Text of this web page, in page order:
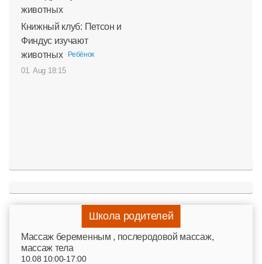
Книжный клуб: Петсон и
Финдус изучают
животных
Ребёнок
01. Aug 18:15
Школа родителей
Mассаж беременным , послеродовой массаж,
массаж тела
10.08 10:00-17:00